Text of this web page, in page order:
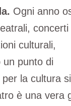
Ogni anno
concerti
culturali,
un punto di
la cultura
è una vera